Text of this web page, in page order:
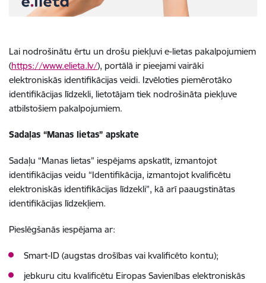
Lai nodrošinātu ērtu un drošu piekļuvi e-lietas pakalpojumiem
(https://www.elieta.lv/), portālā ir pieejami vairāki
elektroniskās identifikācijas veidi. Izvēloties piemērotāko
identifikācijas līdzekli, lietotājam tiek nodrošināta piekļuve
atbilstošiem pakalpojumiem.
Sadaļas “Manas lietas” apskate
Sadaļu “Manas lietas” iespējams apskatīt, izmantojot
identifikācijas veidu “Identifikācija, izmantojot kvalificētu
elektroniskās identifikācijas līdzekli”, kā arī paaugstinātas
identifikācijas līdzekļiem.
Pieslēgšanās iespējama ar:
Smart-ID (augstas drošības vai kvalificēto kontu);
jebkuru citu kvalificētu Eiropas Savienības elektroniskās